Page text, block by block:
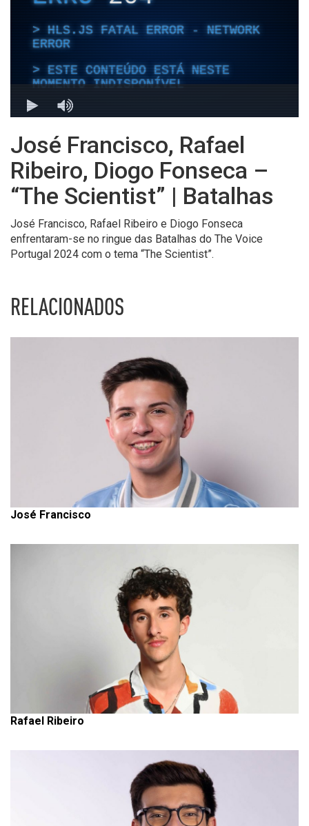
José Francisco, Rafael
Ribeiro, Diogo Fonseca –
“The Scientist” | Batalhas
José Francisco, Rafael Ribeiro e Diogo Fonseca
enfrentaram-se no ringue das Batalhas do The Voice
Portugal 2024 com o tema “The Scientist”.
RELACIONADOS
José Francisco
Rafael Ribeiro